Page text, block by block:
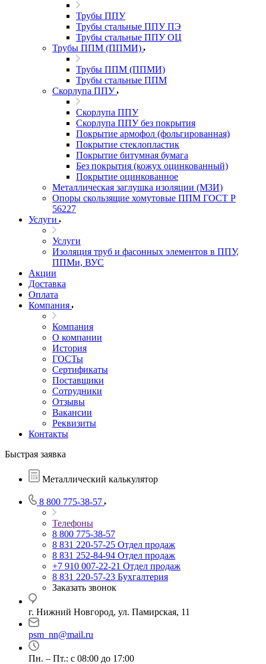
Трубы ППУ
Трубы стальные ППУ ПЭ
Трубы стальные ППУ ОЦ
Трубы ППМ (ППМИ)
Трубы ППМ (ППМИ)
Трубы стальные ППМ
Скорлупа ППУ
Скорлупа ППУ
Скорлупа ППУ без покрытия
Покрытие армофол (фольгированная)
Покрытие стеклопластик
Покрытие битумная бумага
Без покрытия (кожух оцинкованный)
Покрытие оцинкованное
Металлическая заглушка изоляции (МЗИ)
Опоры скользящие хомутовые ППМ ГОСТ Р
56227
Услуги
Услуги
Изоляция труб и фасонных элементов в ППУ,
ППМи, ВУС
Акции
Доставка
Оплата
Компания
Компания
О компании
История
ГОСТы
Сертификаты
Поставщики
Сотрудники
Отзывы
Вакансии
Реквизиты
Контакты
Быстрая заявка
Металлический калькулятор
8 800 775-38-57
Телефоны
8 800 775-38-57
8 831 220-57-25 Отдел продаж
8 831 252-84-94 Отдел продаж
+7 910 007-22-21 Отдел продаж
8 831 220-57-23 Бухгалтерия
Заказать звонок
г. Нижний Новгород, ул. Памирская, 11
psm_nn@mail.ru
Пн. – Пт.: с 08:00 до 17:00